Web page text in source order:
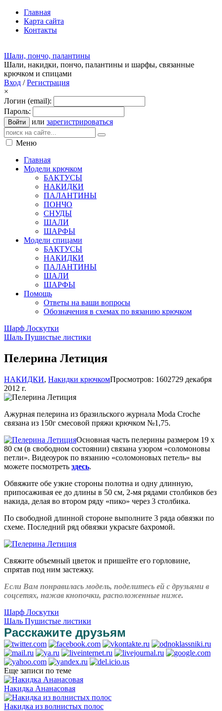
Главная
Карта сайта
Контакты
Шали, пончо, палантины
Шали, накидки, пончо, палантины и шарфы, связанные
крючком и спицами
Вход /Регистрация
×
Логин (email):
Пароль:
Войти или зарегистрироваться
Меню
Главная
Модели крючком
БАКТУСЫ
НАКИДКИ
ПАЛАНТИНЫ
ПОНЧО
СНУДЫ
ШАЛИ
ШАРФЫ
Модели спицами
БАКТУСЫ
НАКИДКИ
ПАЛАНТИНЫ
ШАЛИ
ШАРФЫ
Помощь
Ответы на ваши вопросы
Обозначения в схемах по вязанию крючком
Шарф Лоскутки
Шаль Пушистые листики
Пелерина Летиция
НАКИДКИ, Накидки крючкомПросмотров: 1602729 декабря
2012 г.
Ажурная пелерина из бразильского журнала Moda Croche
связана из 150г смесовой пряжи крючком №1,75.
Основная часть пелерины размером 19 х
80 см (в свободном состоянии) связана узором «соломоновы
петли». Видеоурок по вязанию «соломоновых петель» вы
можете посмотреть здесь.
Обвяжите обе узкие стороны полотна и одну длинную,
припосаживая ее до длины в 50 см, 2-мя рядами столбиков без
накида, делая во втором ряду «пико» через 3 столбика.
По свободной длинной стороне выполните 3 ряда обвязки по
схеме. Последний ряд обвязки украсьте бахромой.
Свяжите объемный цветок и пришейте его горловине,
спрятав под ним застежку.
Если Вам понравилась модель, поделитесь ей с друзьями в
соцсетях, нажав кнопочки, расположенные ниже.
Шарф Лоскутки
Шаль Пушистые листики
Расскажите друзьям
Еще записи по теме
Накидка Ананасовая
Накидка из волнистых полос